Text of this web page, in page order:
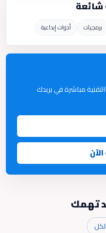
برمجيات أدوات إبداعية
مباشرة في بريدك
تهمك